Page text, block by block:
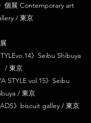
個展 Contemporary art
/ 東京
展
》Seibu Shibuya
/ 東京
STYLE vol.15》Seibu
/ 東京
》biscuit galley / 東京